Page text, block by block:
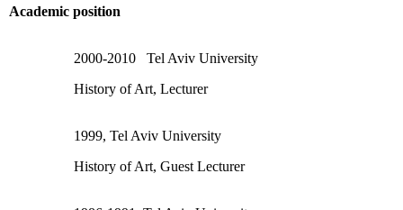
Academic position
2000-2010 Tel Aviv University
History of Art, Lecturer
1999, Tel Aviv University
History of Art, Guest Lecturer